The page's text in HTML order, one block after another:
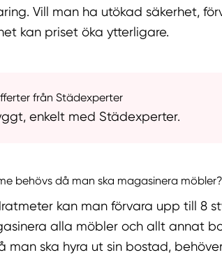
Vill man ha utökad säkerhet,
kan priset öka ytterligare.
från Städexperter
enkelt med Städexperter.
behövs då man ska magasinera möbler?
kan man förvara upp till 8
alla möbler och allt annat
man ska hyra ut sin bostad,